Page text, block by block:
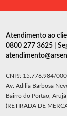
Atendimento ao
0800 277 3625 |
CNPJ: 15.776.984/
Av. Adília Barbosa
Bairro do Portão,
(RETIRADA DE